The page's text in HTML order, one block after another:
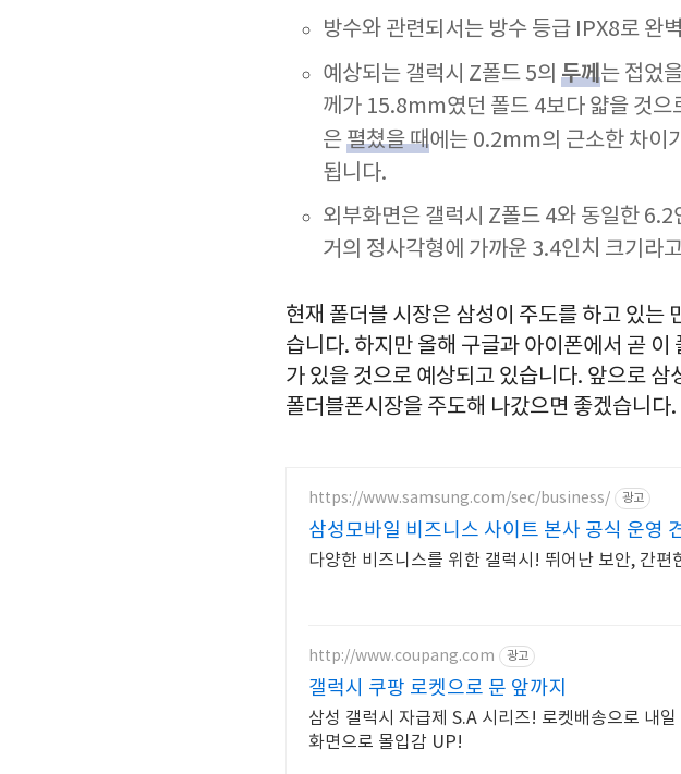
방수와 관련되서는 방수 등급 IPX8로 완
예상되는 갤럭시 Z폴드 5의 두께는 접었
께가 15.8mm였던 폴드 4보다 얇을 것으
은펼쳤을 때에는 0.2mm의 근소한 차이
됩니다.
외부화면은 갤럭시 Z폴드 4와 동일한
거의 정사각형에 가까운 3.4인치 크기라
현재 폴더블 시장은 삼성이 주도를 하고 있는
습니다. 하지만 올해 구글과 아이폰에서 곧
가 있을 것으로 예상되고 있습니다. 앞으로
폴더블폰시장을 주도해 나갔으면 좋겠습니다.
https://www.samsung.com/sec/business/ 광고
삼성모바일 비즈니스 사이트 본사 공식 운영
다양한 비즈니스를 위한 갤럭시! 뛰어난 보안, 간
http://www.coupang.com 광고
갤럭시 쿠팡 로켓으로 문 앞까지
삼성 갤럭시 자급제 S.A 시리즈! 로켓배송으로 내
화면으로 몰입감 UP!